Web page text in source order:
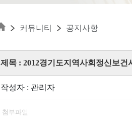
커뮤니티 공지사항
제목 : 2012경기도지역사회정신보
작성자 : 관리자
첨부파일